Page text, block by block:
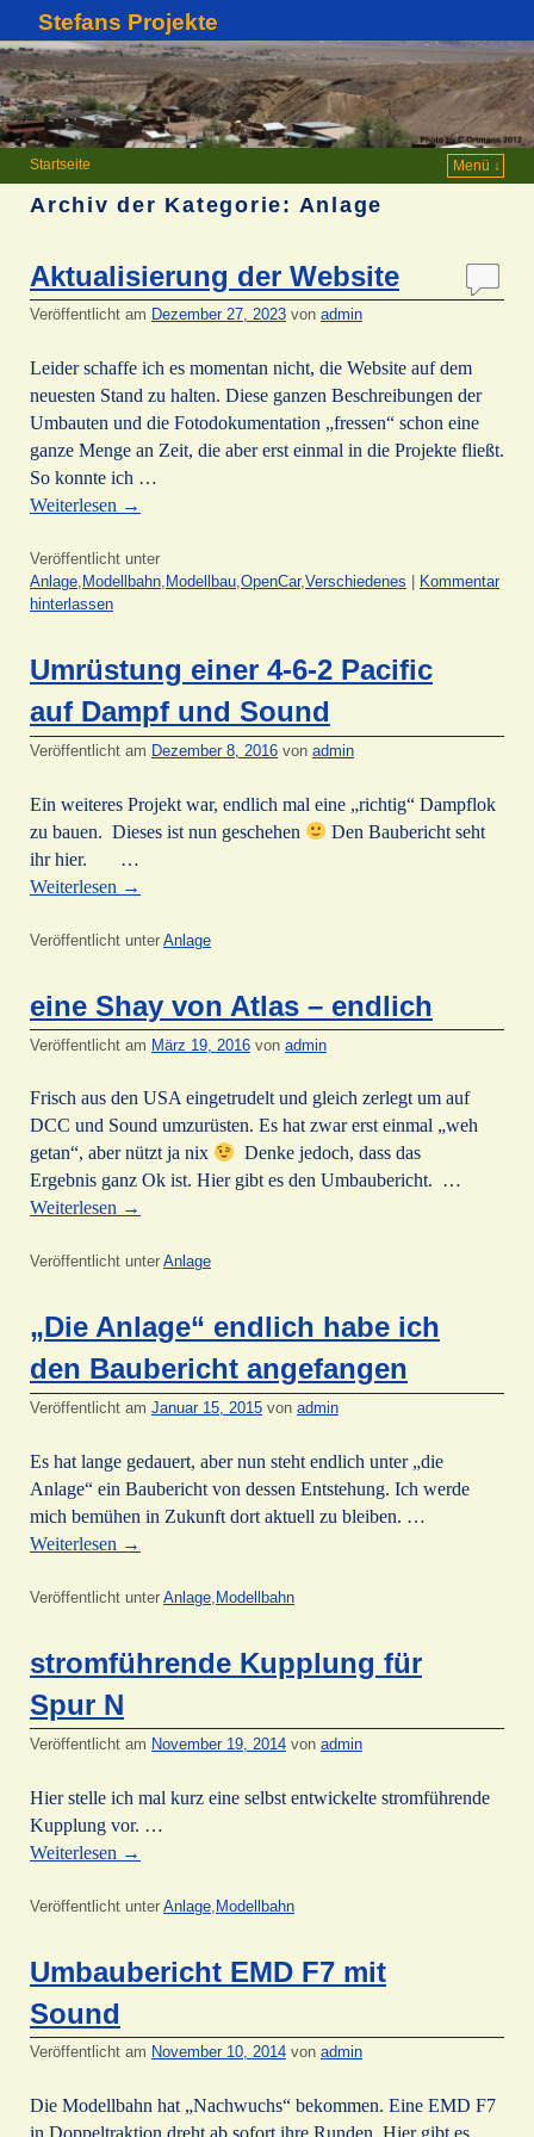
Stefans Projekte
Startseite Menü ↓
Archiv der Kategorie: Anlage
Aktualisierung der Website
Veröffentlicht am Dezember 27, 2023 von admin
Leider schaffe ich es momentan nicht, die Website auf dem
neuesten Stand zu halten. Diese ganzen Beschreibungen der
Umbauten und die Fotodokumentation „fressen“ schon eine
ganze Menge an Zeit, die aber erst einmal in die Projekte fließt.
So konnte ich …
Weiterlesen →
Veröffentlicht unter
Anlage, Modellbahn, Modellbau,OpenCar,Verschiedenes
Kommentar
hinterlassen
Umrüstung einer 4-6-2 Pacific
auf Dampf und Sound
Veröffentlicht am Dezember 8, 2016 von admin
Ein weiteres Projekt war, endlich mal eine „richtig“ Dampflok
zu bauen. Dieses ist nun geschehen
Den Baubericht seht
ihr hier. …
Weiterlesen →
Veröffentlicht unter Anlage
eine Shay von Atlas – endlich
Veröffentlicht am März 19, 2016 von admin
Frisch aus den USA eingetrudelt und gleich zerlegt um auf
DCC und Sound umzurüsten. Es hat zwar erst einmal „weh
getan“, aber nützt ja nix
Denke jedoch, dass das
Ergebnis ganz Ok ist. Hier gibt es den Umbaubericht. …
Weiterlesen →
Veröffentlicht unter Anlage
„Die Anlage“ endlich habe ich
den Baubericht angefangen
Veröffentlicht am Januar 15, 2015 von admin
Es hat lange gedauert, aber nun steht endlich unter „die
Anlage“ ein Baubericht von dessen Entstehung. Ich werde
mich bemühen in Zukunft dort aktuell zu bleiben. …
Weiterlesen →
Veröffentlicht unter Anlage, Modellbahn
stromführende Kupplung für
Spur N
Veröffentlicht am November 19, 2014 von admin
Hier stelle ich mal kurz eine selbst entwickelte stromführende
Kupplung vor. …
Weiterlesen →
Veröffentlicht unter Anlage Modellbahn
Umbaubericht EMD F7 mit
Sound
Veröffentlicht am November 10, 2014 von admin
Die Modellbahn hat „Nachwuchs“ bekommen. Eine EMD F7